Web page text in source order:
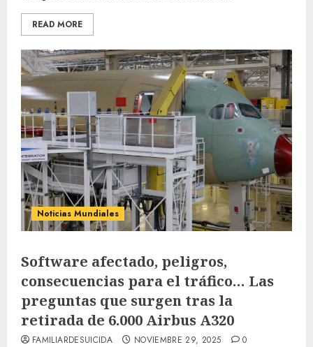
READ MORE
Noticias Mundiales
Software afectado, peligros,
consecuencias para el tráfico… Las
preguntas que surgen tras la
retirada de 6.000 Airbus A320
FAMILIARDESUICIDA NOVIEMBRE 29, 2025 0